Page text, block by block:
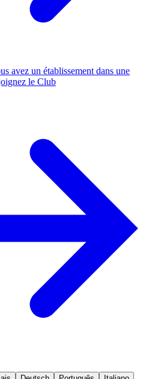
avez un établissement dans une
le Club